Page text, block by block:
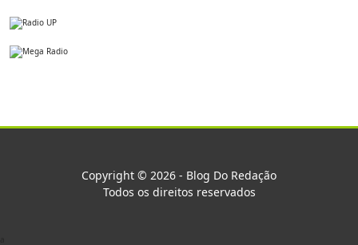
Copyright © 2026 - Blog Do Redação
Todos os direitos reservados